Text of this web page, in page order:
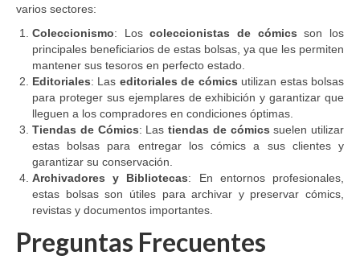
varios sectores:
Coleccionismo: Loscoleccionistas de cómics son los
principales beneficiarios de estas bolsas, ya que les permiten
mantener sus tesoros en perfecto estado.
Editoriales: Las editoriales de cómics utilizan estas bolsas
para proteger sus ejemplares de exhibición y garantizar que
lleguen a los compradores en condiciones óptimas.
Tiendas de Cómics: Las tiendas de cómics suelen utilizar
estas bolsas para entregar los cómics a sus clientes y
garantizar su conservación.
Archivadores y Bibliotecas: En entornos profesionales,
estas bolsas son útiles para archivar y preservar cómics,
revistas y documentos importantes.
Preguntas Frecuentes